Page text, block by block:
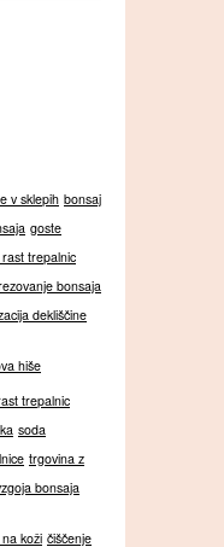
v sklepih bonsaj
goste
trepalnic
bonsaja
dekliščine
hiše
trepalnic
soda
trgovina z
bonsaja
koži čiščenje